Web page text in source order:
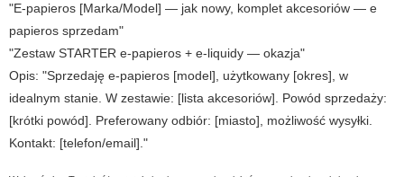
"E-papieros [Marka/Model] — jak nowy, komplet akcesoriów — e
papieros sprzedam"
"Zestaw STARTER e-papieros + e-liquidy — okazja"
Opis: "Sprzedaję e-papieros [model], użytkowany [okres], w
idealnym stanie. W zestawie: [lista akcesoriów]. Powód sprzedaży:
[krótki powód]. Preferowany odbiór: [miasto], możliwość wysyłki.
Kontakt: [telefon/email]."